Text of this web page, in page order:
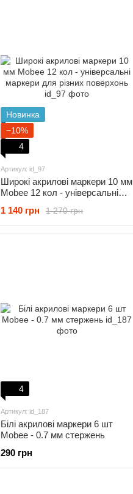
Новинка
−10%
4
Артикул: id_97
Широкі акрилові маркери 10 мм
Mobee 12 кол - універсальні
1 270 грн
1 140 грн
4
Артикул: id_187
Білі акрилові маркери 6 шт
Mobee - 0.7 мм стержень
290 грн